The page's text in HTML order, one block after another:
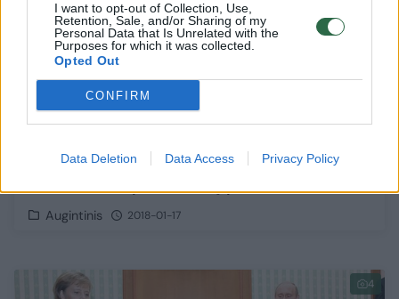
I want to opt-out of Collection, Use,
Retention, Sale, and/or Sharing of my
Personal Data that Is Unrelated with the
Purposes for which it was collected.
Opted Out
CONFIRM
Data Deletion Data Access Privacy Policy
Augintinis 2018-01-17
4